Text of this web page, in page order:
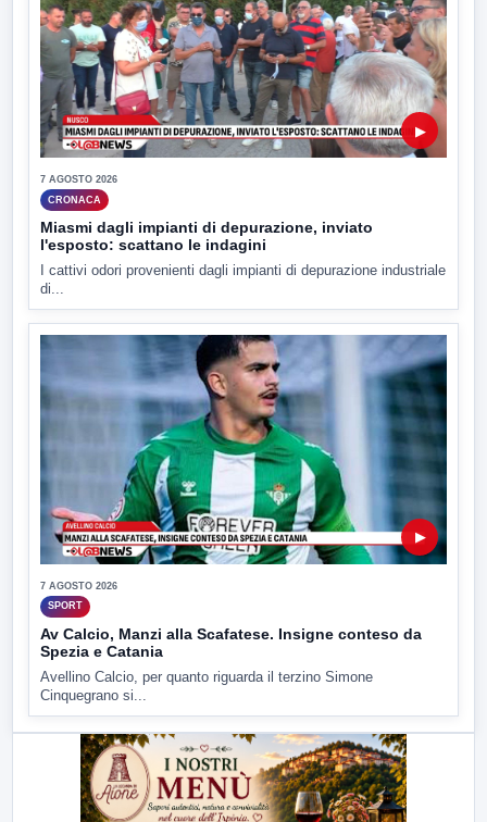
▶
7 AGOSTO 2026
CRONACA
Miasmi dagli impianti di depurazione, inviato
l'esposto: scattano le indagini
I cattivi odori provenienti dagli impianti di depurazione industriale
di...
▶
7 AGOSTO 2026
SPORT
Av Calcio, Manzi alla Scafatese. Insigne conteso da
Spezia e Catania
Avellino Calcio, per quanto riguarda il terzino Simone
Cinquegrano si...